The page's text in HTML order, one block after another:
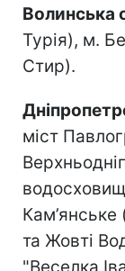
Волинська
Турія), м.
Стир).
міст
та Жовті
"Веселка